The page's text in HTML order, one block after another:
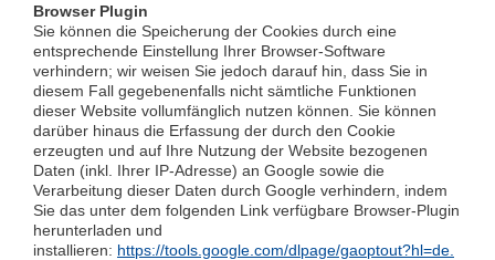
Browser Plugin
Sie können die Speicherung der Cookies durch eine
entsprechende Einstellung Ihrer Browser-Software
verhindern; wir weisen Sie jedoch darauf hin, dass Sie in
diesem Fall gegebenenfalls nicht sämtliche Funktionen
dieser Website vollumfänglich nutzen können. Sie können
darüber hinaus die Erfassung der durch den Cookie
erzeugten und auf Ihre Nutzung der Website bezogenen
Daten (inkl. Ihrer IP-Adresse) an Google sowie die
Verarbeitung dieser Daten durch Google verhindern, indem
Sie das unter dem folgenden Link verfügbare Browser-Plugin
herunterladen und
installieren: https://tools.google.com/dlpage/gaoptout?hl=de.